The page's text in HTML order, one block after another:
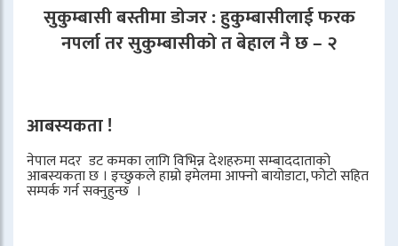
सुकुम्बासी बस्तीमा डोजर : हुकुम्बासीलाई फरक
नपर्ला तर सुकुम्बासीको त बेहाल नै छ – २
आबस्यकता !
नेपाल मदर डट कमका लागि विभिन्न देशहरुमा सम्बाददाताको
आबस्यकता छ । इच्छुकले हाम्रो इमेलमा आफ्नो बायोडाटा, फोटो सहित
सम्पर्क गर्न सक्नुहुन्छ ।